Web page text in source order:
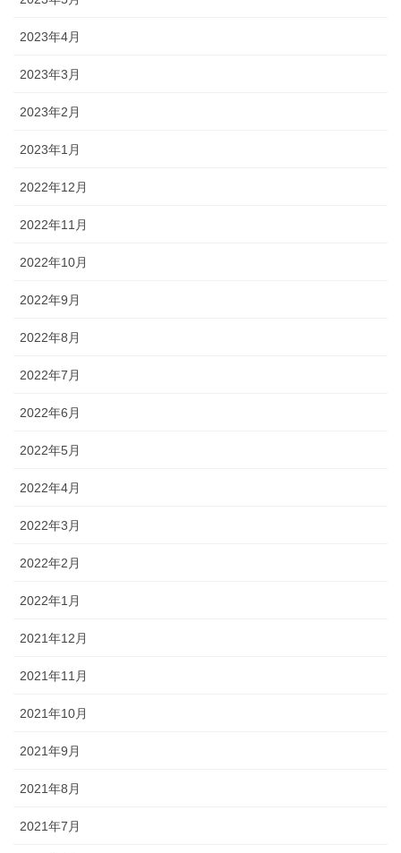
2023年4月
2023年3月
2023年2月
2023年1月
2022年12月
2022年11月
2022年10月
2022年9月
2022年8月
2022年7月
2022年6月
2022年5月
2022年4月
2022年3月
2022年2月
2022年1月
2021年12月
2021年11月
2021年10月
2021年9月
2021年8月
2021年7月